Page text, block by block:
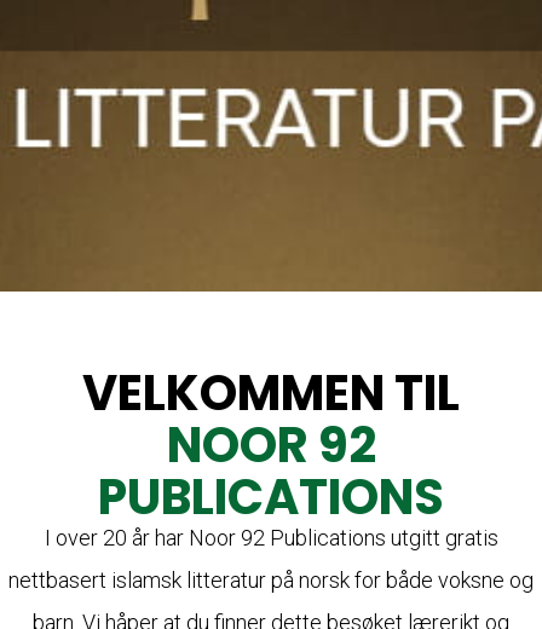
VELKOMMEN TIL
NOOR 92
PUBLICATIONS
I over 20 år har Noor 92 Publications utgitt gratis
nettbasert islamsk litteratur på norsk for både voksne og
barn. Vi håper at du finner dette besøket lærerikt og